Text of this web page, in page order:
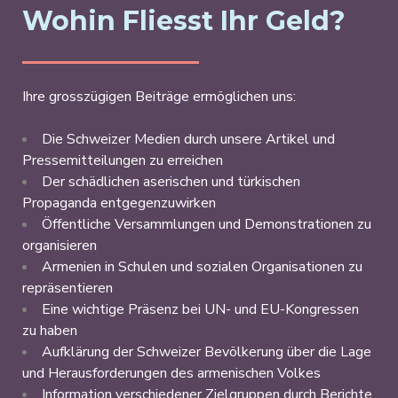
Wohin Fliesst Ihr Geld?
Ihre grosszügigen Beiträge ermöglichen uns:
Die Schweizer Medien durch unsere Artikel und
Pressemitteilungen zu erreichen
Der schädlichen aserischen und türkischen
Propaganda entgegenzuwirken
Öffentliche Versammlungen und Demonstrationen zu
organisieren
Armenien in Schulen und sozialen Organisationen zu
repräsentieren
Eine wichtige Präsenz bei UN- und EU-Kongressen
zu haben
Aufklärung der Schweizer Bevölkerung über die Lage
und Herausforderungen des armenischen Volkes